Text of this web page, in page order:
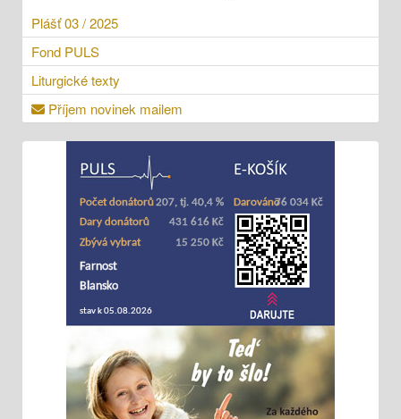
Plášť 03 / 2025
Fond PULS
Liturgické texty
Příjem novinek mailem